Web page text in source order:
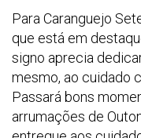
Para Caranguejo
que está em
signo aprecia
mesmo, ao cuidado
Passará bons
arrumações de